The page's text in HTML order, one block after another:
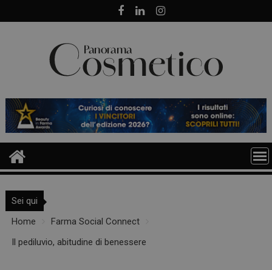
to
Sei qui
Home
Farma Social Connect
Il pediluvio, abitudine di benessere